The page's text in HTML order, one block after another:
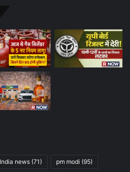
India news (71) pm modi (95)